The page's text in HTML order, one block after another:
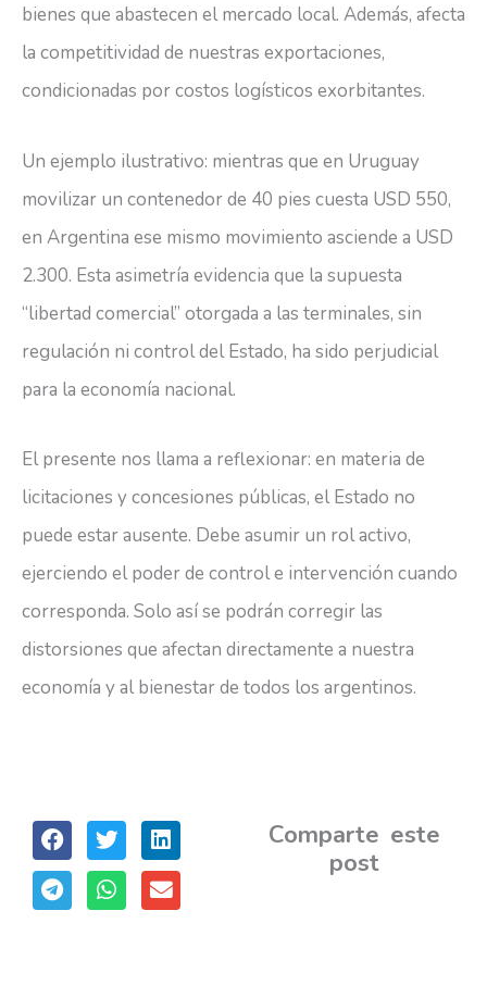
bienes que abastecen el mercado local. Además, afecta
la competitividad de nuestras exportaciones,
condicionadas por costos logísticos exorbitantes.
Un ejemplo ilustrativo: mientras que en Uruguay
movilizar un contenedor de 40 pies cuesta USD 550,
en Argentina ese mismo movimiento asciende a USD
2.300. Esta asimetría evidencia que la supuesta
“libertad comercial” otorgada a las terminales, sin
regulación ni control del Estado, ha sido perjudicial
para la economía nacional.
El presente nos llama a reflexionar: en materia de
licitaciones y concesiones públicas, el Estado no
puede estar ausente. Debe asumir un rol activo,
ejerciendo el poder de control e intervención cuando
corresponda. Solo así se podrán corregir las
distorsiones que afectan directamente a nuestra
economía y al bienestar de todos los argentinos.
Comparte este
post